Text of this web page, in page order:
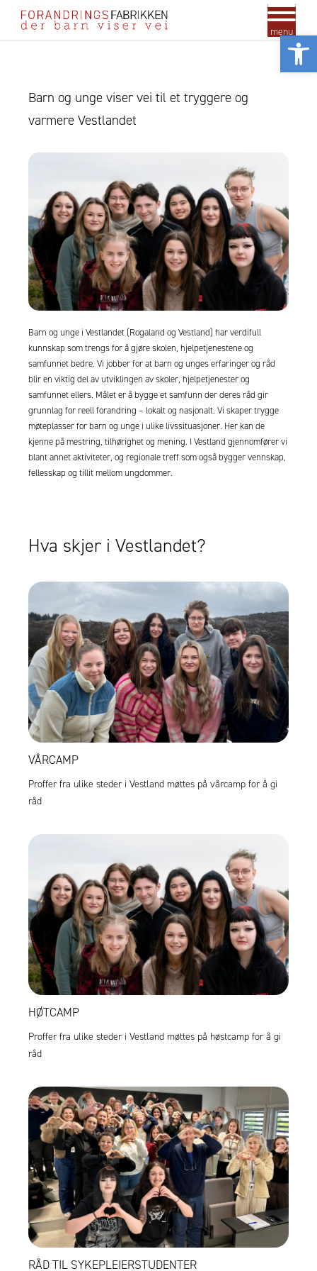
menu
Barn og unge viser vei til et tryggere og
varmere Vestlandet
Barn og unge i Vestlandet (Rogaland og Vestland) har verdifull
kunnskap som trengs for å gjøre skolen, hjelpetjenestene og
samfunnet bedre. Vi jobber for at barn og unges erfaringer og råd
blir en viktig del av utviklingen av skoler, hjelpetjenester og
samfunnet ellers. Målet er å bygge et samfunn der deres råd gir
grunnlag for reell forandring – lokalt og nasjonalt. Vi skaper trygge
møteplasser for barn og unge i ulike livssituasjoner. Her kan de
kjenne på mestring, tilhørighet og mening. I Vestland gjennomfører vi
blant annet aktiviteter, og regionale treff som også bygger vennskap,
fellesskap og tillit mellom ungdommer.
Hva skjer i Vestlandet?
VÅRCAMP
Proffer fra ulike steder i Vestland møttes på vårcamp for å gi
råd
HØTCAMP
Proffer fra ulike steder i Vestland møttes på høstcamp for å gi
råd
RÅD TIL SYKEPLEIERSTUDENTER